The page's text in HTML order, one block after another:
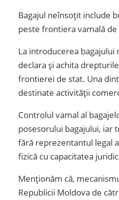
Bagajul neînsoțit include
peste frontiera vamală
La introducerea
declara și achita
frontierei de stat. Una
destinate activității
Controlul vamal al
posesorului bagajului, iar
fără reprezentantul legal
fizică cu capacitatea
Menționăm că,
Republicii Moldova de